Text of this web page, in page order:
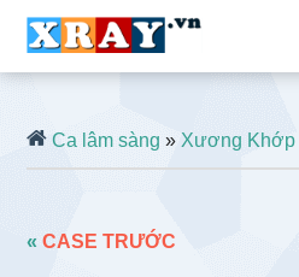
Ca lâm sàng »Xương Khớp
«CASE TRƯỚC